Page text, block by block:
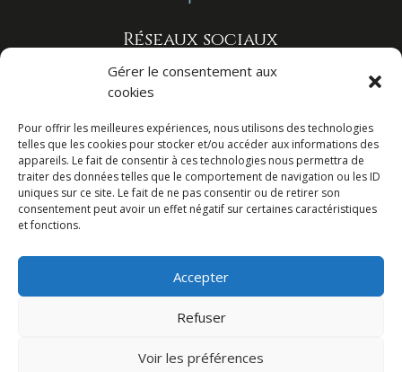
Gérer le consentement aux
cookies
Pour offrir les meilleures expériences, nous utilisons des technologies
telles que les cookies pour stocker et/ou accéder aux informations des
appareils. Le fait de consentir à ces technologies nous permettra de
traiter des données telles que le comportement de navigation ou les ID
uniques sur ce site. Le fait de ne pas consentir ou de retirer son
consentement peut avoir un effet négatif sur certaines caractéristiques
et fonctions.
Accepter
Refuser
Voir les préférences
Réseaux sociaux
Agence Web Index LD–Mentions légales
Politique de confidentialité